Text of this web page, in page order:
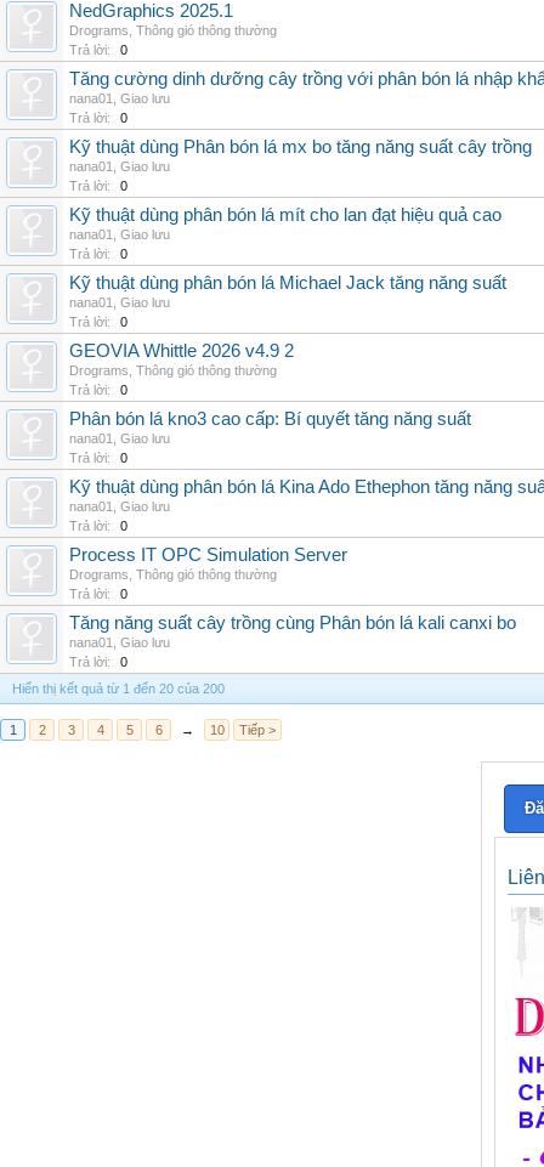
NedGraphics 2025.1
Drograms Thông gió thông thường
Trả lời:
0
Tăng cường dinh dưỡng cây trồng với phân bón lá nhập
nana01
Giao lưu
Trả lời:
0
Kỹ thuật dùng Phân bón lá mx bo tăng năng suất cây trồng
nana01
Giao lưu
Trả lời:
0
Kỹ thuật dùng phân bón lá mít cho lan đạt hiệu quả cao
nana01
Giao lưu
Trả lời:
0
Kỹ thuật dùng phân bón lá Michael Jack tăng năng suất
nana01
Giao lưu
Trả lời:
0
GEOVIA Whittle 2026 v4.9 2
Drograms Thông gió thông thường
Trả lời:
0
Phân bón lá kno3 cao cấp: Bí quyết tăng năng suất
nana01
Giao lưu
Trả lời:
0
Kỹ thuật dùng phân bón lá Kina Ado Ethephon tăng năng
nana01
Giao lưu
Trả lời:
0
Process IT OPC Simulation Server
Drograms Thông gió thông thường
Trả lời:
0
Tăng năng suất cây trồng cùng Phân bón lá kali canxi bo
nana01
Giao lưu
Trả lời:
0
Hiển thị kết quả từ 1 đến 20 của 200
1 2 3 4 5 6 → 10 Tiếp >